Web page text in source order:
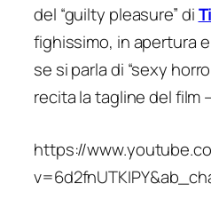
del “guilty pleasure” di
fighissimo, in apertura
se si parla di “sexy
recita la tagline del film
https://